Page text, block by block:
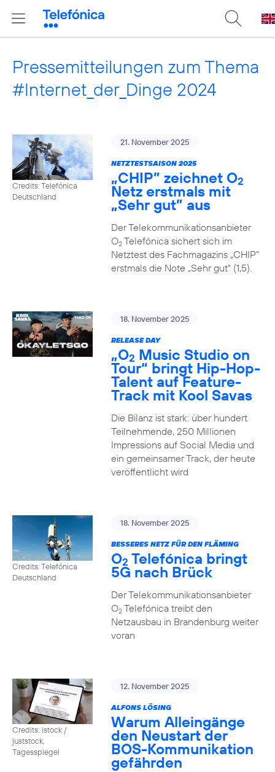
Pressemitteilungen zum Thema
#Internet_der_Dinge 2024
Credits: Telefónica
Deutschland
21. November 2025
NETZTESTSAISON 2025
„CHIP” zeichnet O2
Netz erstmals mit
„Sehr gut” aus
Der Telekommunikationsanbieter
O2Telefónica sichert sich im
Netztest des Fachmagazins „CHIP”
erstmals die Note „Sehr gut“ (1,5).
18. November 2025
RELEASE DAY
„O2 Music Studio on
Tour“ bringt Hip-Hop-
Talent auf Feature-
Track mit Kool Savas
Die Bilanz ist stark: über hundert
Teilnehmende, 250 Millionen
Impressions auf Social Media und
ein gemeinsamer Track, der heute
veröffentlicht wird
Credits: Telefónica
Deutschland
18. November 2025
BESSERES NETZ FÜR DEN FLÄMING
O2 Telefónica bringt
5G nach Brück
Der Telekommunikationsanbieter
O2Telefónica treibt den
Netzausbau in Brandenburg weiter
voran
Credits: istock /
juststock,
Tagesspiegel
12. November 2025
ALFONS LÖSING
Warum Alleingänge
den Neustart der
BOS-Kommunikation
gefährden